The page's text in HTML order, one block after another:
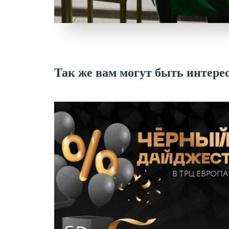
Так же вам могут быть